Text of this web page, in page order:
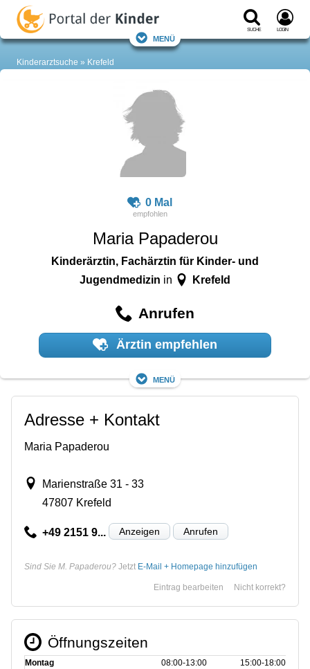
Suche Login
Menü
Kinderarztsuche Krefeld
0 Mal
Maria Papaderou
Kinderärztin, Fachärztin für Kinder- und
Jugendmedizin in Krefeld
Anrufen
Ärztin empfehlen
Menü
Adresse + Kontakt
Maria Papaderou
Marienstraße 31 - 33
47807 Krefeld
+49 2151 9... Anzeigen Anrufen
Sind Sie M. Papaderou? Jetzt E-Mail + Homepage hinzufügen
Nicht korrekt?
Eintrag bearbeiten
Öffnungszeiten
Montag 08:00‑13:00
15:00‑18:00